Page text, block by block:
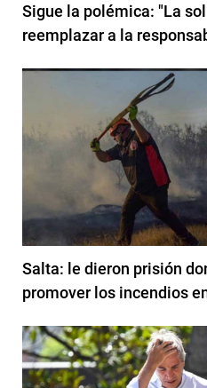
Sigue la polémica: "La
reemplazar a la
Salta: le dieron prisión
promover los incendios